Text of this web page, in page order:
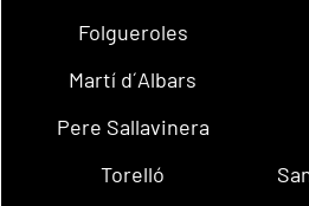
Folgueroles
Martí d´Albars
Pere Sallavinera
Torelló